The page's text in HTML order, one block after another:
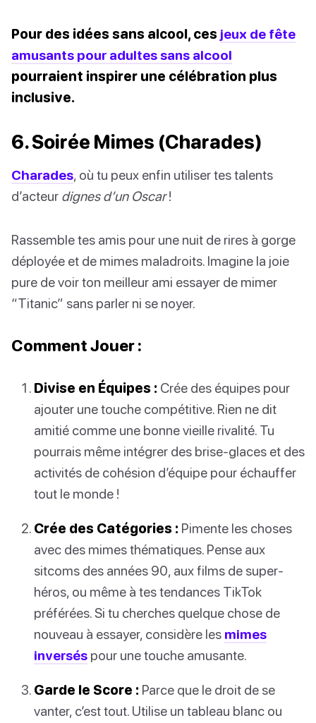
Pour des idées sans alcool, ces jeux de fête
amusants pour adultes sans alcool
pourraient inspirer une célébration plus
inclusive.
6. Soirée Mimes (Charades)
Charades, où tu peux enfin utiliser tes talents
d’acteur dignes d’un Oscar!
Rassemble tes amis pour une nuit de rires à gorge
déployée et de mimes maladroits. Imagine la joie
pure de voir ton meilleur ami essayer de mimer
“Titanic” sans parler ni se noyer.
Comment Jouer :
Divise en Équipes : Crée des équipes pour
ajouter une touche compétitive. Rien ne dit
amitié comme une bonne vieille rivalité. Tu
pourrais même intégrer des brise-glaces et des
activités de cohésion d’équipe pour échauffer
tout le monde !
Crée des Catégories : Pimente les choses
avec des mimes thématiques. Pense aux
sitcoms des années 90, aux films de super-
héros, ou même à tes tendances TikTok
préférées. Si tu cherches quelque chose de
nouveau à essayer, considère les mimes
inversés pour une touche amusante.
Garde le Score : Parce que le droit de se
vanter, c’est tout. Utilise un tableau blanc ou